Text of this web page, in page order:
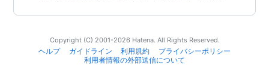
Copyright (C) 2001-2026 Hatena. All Rights Reserved.
ヘルプ
ガイドライン 利用規約
プライバシーポリシー
利用者情報の外部送信について